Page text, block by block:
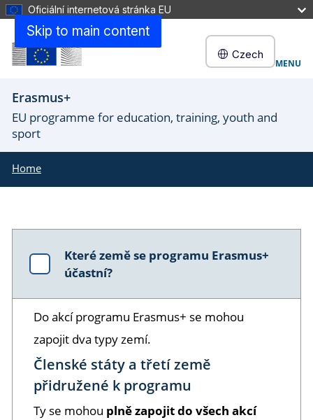
Skip to main content
Oficiální internetová stránka EU
Czech
MENU
Erasmus+
EU programme for education, training, youth and
sport
Home
Které země se programu Erasmus+
účastní?
Do akcí programu Erasmus+ se mohou
zapojit dva typy zemí.
Členské státy a třetí země
přidružené k programu
Ty se mohou plně zapojit do všech akcí